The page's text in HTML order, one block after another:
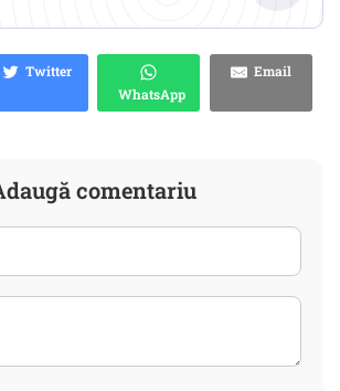
Twitter
WhatsApp
Email
comentariu